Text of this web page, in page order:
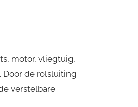
motor, vliegtuig,
Door de rolsluiting
verstelbare